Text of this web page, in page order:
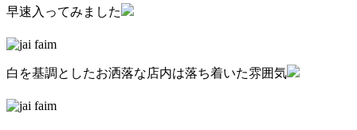
早速入ってみました
白を基調としたお洒落な店内は落ち着いた雰囲気